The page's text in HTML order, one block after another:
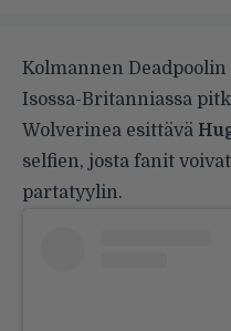
Kolmannen
Isossa-Britanniassa
Wolverinea esittävä
selfien, josta fanit
partatyylin.